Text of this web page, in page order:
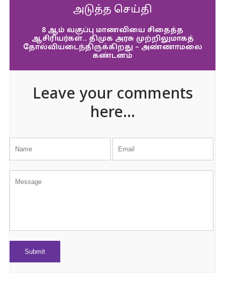
அடுத்த செய்தி
8 ஆம் வகுப்பு மாணவியை சிதைத்த
ஆசிரியர்கள்.. திமுக அரசு முற்றிலுமாகத்
தோல்வியடைந்திருக்கிறது – அண்ணாமலை
கண்டனம்
Leave your comments
here...